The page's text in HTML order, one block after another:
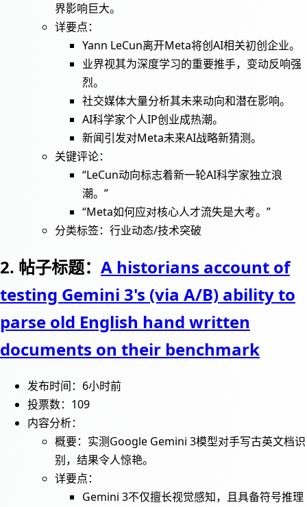
界影响巨大。
详要点：
Yann LeCun离开Meta将创AI相关初创企业。
业界视其为深度学习的重要推手，变动反响强
烈。
社交媒体大量分析其未来动向和潜在影响。
AI科学家个人IP创业成热潮。
新闻引发对Meta未来AI战略新猜测。
关键评论：
“LeCun动向标志着新一轮AI科学家独立浪
潮。”
“Meta如何应对核心人才流失是大考。”
分类标签：行业动态/技术突破
2. 帖子标题： A historians account of
testing Gemini 3's (via A/B) ability to
parse old English hand written
documents on their benchmark
发布时间：6小时前
投票数：109
内容分析：
概要：实测Google Gemini 3模型对手写古英文档识
别，结果令人惊艳。
详要点：
Gemini 3不仅擅长视觉感知，且具备符号推理